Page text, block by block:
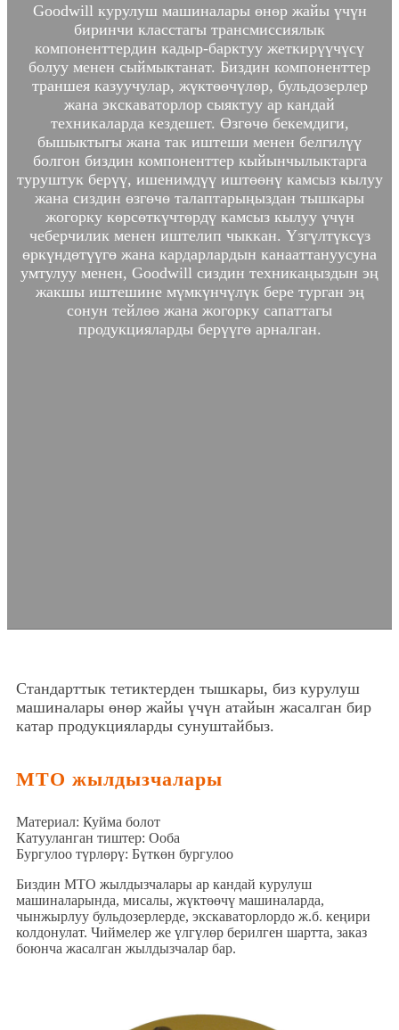
Goodwill курулуш машиналары өнөр жайы үчүн
биринчи класстагы трансмиссиялык
компоненттердин кадыр-барктуу жеткирүүчүсү
болуу менен сыймыктанат. Биздин компоненттер
траншея казуучулар, жүктөөчүлөр, бульдозерлер
жана экскаваторлор сыяктуу ар кандай
техникаларда кездешет. Өзгөчө бекемдиги,
бышыктыгы жана так иштеши менен белгилүү
болгон биздин компоненттер кыйынчылыктарга
туруштук берүү, ишенимдүү иштөөнү камсыз кылуу
жана сиздин өзгөчө талаптарыңыздан тышкары
жогорку көрсөткүчтөрдү камсыз кылуу үчүн
чеберчилик менен иштелип чыккан. Үзгүлтүксүз
өркүндөтүүгө жана кардарлардын канааттануусуна
умтулуу менен, Goodwill сиздин техникаңыздын эң
жакшы иштешине мүмкүнчүлүк бере турган эң
сонун тейлөө жана жогорку сапаттагы
продукцияларды берүүгө арналган.
Стандарттык тетиктерден тышкары, биз курулуш
машиналары өнөр жайы үчүн атайын жасалган бир
катар продукцияларды сунуштайбыз.
MTO жылдызчалары
Материал: Куйма болот
Катууланган тиштер: Ооба
Бургулоо түрлөрү: Бүткөн бургулоо
Биздин MTO жылдызчалары ар кандай курулуш
машиналарында, мисалы, жүктөөчү машиналарда,
чынжырлуу бульдозерлерде, экскаваторлордо ж.б. кеңири
колдонулат. Чиймелер же үлгүлөр берилген шартта, заказ
боюнча жасалган жылдызчалар бар.